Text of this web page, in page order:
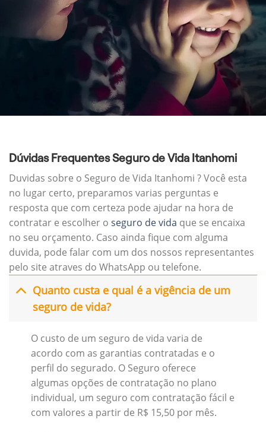
Dúvidas Frequentes Seguro de Vida Itanhomi
Duvidas sobre o Seguro de Vida Itanhomi ? Você esta
no lugar certo, preparamos varias perguntas e
resposta que com certeza pode ajudar na hora de
contratar e escolher o seguro de vida que se encaixa
no seu orçamento. Caso ainda fique com alguma
duvida, pode falar com um dos nossos representantes
pelo site atraves do WhatsApp ou telefone.
Quanto custa e qual é a vigência de um
seguro de vida?
O custo de um seguro de vida varia de
acordo com as garantias contratadas e o
perfil do segurado. O Seguro oferece
algumas opções de contratação no plano
individual, um seguro com contratação fácil e
com valores a partir de R$ 15,50 por mês.